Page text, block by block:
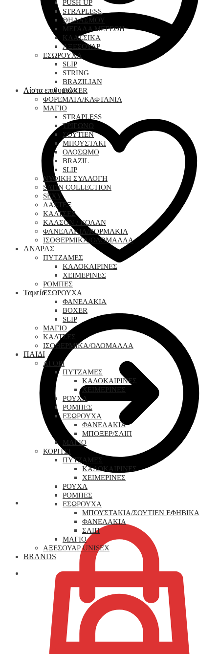
Λίστα επιθυμιών
Ταμείο
PUSH UP
STRAPLESS
ΘΗΛΑΣΜΟΥ
ΜΕΓΑΛΑ ΜΕΓΕΘΗ
ΚΛΑΣΣΙΚΑ
ΑΞΕΣΟΥΑΡ
ΕΣΩΡΟΥΧΑ
SLIP
STRING
BRAZILIAN
BOXER
ΦΟΡΕΜΑΤΑ/ΚΑΦΤΑΝΙΑ
ΜΑΓΙΟ
STRAPLESS
ΤΡΙΓΩΝΟ
ΣΟΥΤΙΕΝ
ΜΠΟΥΣΤΑΚΙ
ΟΛΟΣΩΜΟ
BRAZIL
SLIP
ΝΥΦΙΚΗ ΣΥΛΛΟΓΗ
SATIN COLLECTION
SEXY
ΛΑΣΤΕΞ
ΚΑΛΤΣΕΣ
ΚΑΛΣΟΝ / ΚΟΛΑΝ
ΦΑΝΕΛΑΚΙΑ/ΚΟΡΜΑΚΙΑ
ΙΣΟΘΕΡΜΙΚΑ/ΟΛΟΜΑΛΛΑ
ΑΝΔΡΑΣ
ΠΥΤΖΑΜΕΣ
ΚΑΛΟΚΑΙΡΙΝΕΣ
ΧΕΙΜΕΡΙΝΕΣ
ΡΟΜΠΕΣ
ΕΣΩΡΟΥΧΑ
ΦΑΝΕΛΑΚΙΑ
BOXER
SLIP
ΜΑΓΙΟ
ΚΑΛΤΣΕΣ
ΙΣΟΘΕΡΜΙΚΑ/ΟΛΟΜΑΛΛΑ
ΠΑΙΔΙ
ΑΓΟΡΙ
ΠΥΤΖΑΜΕΣ
ΚΑΛΟΚΑΙΡΙΝΕΣ
ΧΕΙΜΕΡΙΝΕΣ
ΡΟΥΧΑ
ΡΟΜΠΕΣ
ΕΣΩΡΟΥΧΑ
ΦΑΝΕΛΑΚΙΑ
ΜΠΟΞΕΡ/ΣΛΙΠ
ΜΑΓΙΟ
ΚΟΡΙΤΣΙ
ΠΥΤΖΑΜΕΣ
ΚΑΛΟΚΑΙΡΙΝΕΣ
ΧΕΙΜΕΡΙΝΕΣ
ΡΟΥΧΑ
ΡΟΜΠΕΣ
ΕΣΩΡΟΥΧΑ
ΜΠΟΥΣΤΑΚΙΑ/ΣΟΥΤΙΕΝ ΕΦΗΒΙΚΑ
ΦΑΝΕΛΑΚΙΑ
ΣΛΙΠ
ΜΑΓΙΟ
ΑΞΕΣΟΥΑΡ UNISEX
BRANDS